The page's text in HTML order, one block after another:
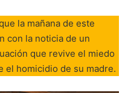
la mañana de este
con la noticia de un
que revive el miedo
el homicidio de su madre.